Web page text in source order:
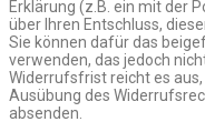
Erklärung (z.B. ein mit der
über Ihren Entschluss,
Sie können dafür das
verwenden, das jedoch
Widerrufsfrist reicht es
Ausübung des
absenden.